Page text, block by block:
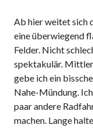
Ab hier weitet sich
eine überwiegend
Felder. Nicht
spektakulär.
gebe ich ein
Nahe-Mündung.
paar andere
machen. Lange